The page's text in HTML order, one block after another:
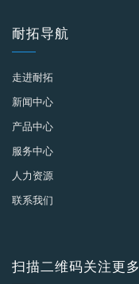
耐拓导航
走进耐拓
新闻中心
产品中心
服务中心
人力资源
联系我们
扫描二维码关注更多